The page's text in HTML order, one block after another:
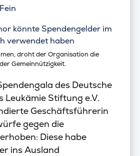
droht der Organisation die
Gemeinnützigkeit.
des Deutsche
Leukämie Stiftung e.V.
Geschäftsführerin
gegen die
Diese habe
ins Ausland